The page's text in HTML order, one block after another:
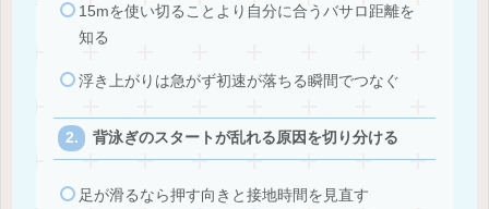
15mを使い切ることより自分に合うバサロ距離を
知る
浮き上がりは急がず初速が落ちる瞬間でつなぐ
背泳ぎのスタートが乱れる原因を切り分ける
足が滑るなら押す向きと接地時間を見直す